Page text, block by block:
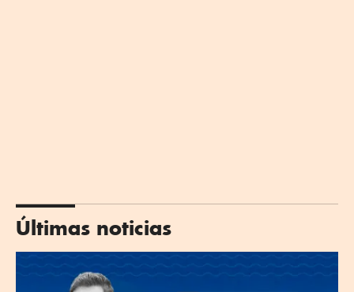
Últimas noticias